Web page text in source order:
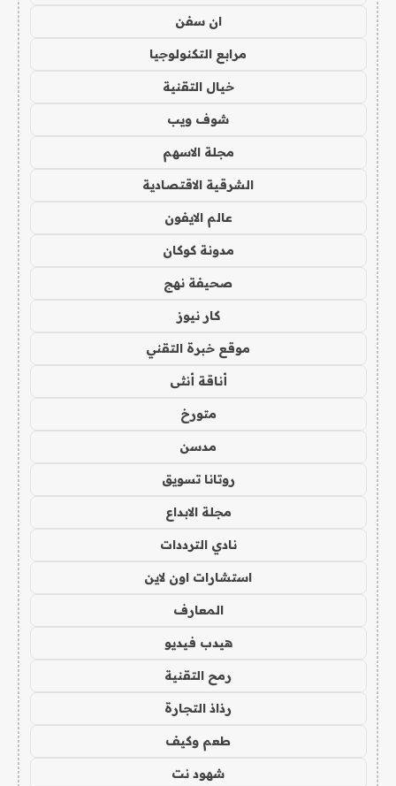
ان سفن
مرابع التكنولوجيا
خيال التقنية
شوف ويب
مجلة الاسهم
الشرقية الاقتصادية
عالم الايفون
مدونة كوكان
صحيفة نهج
كار نيوز
موقع خبرة التقني
أناقة أنثى
متورخ
مدسن
روتانا تسويق
مجلة الابداع
نادي الترددات
استشارات اون لاين
المعارف
هيدب فيديو
رمح التقنية
رذاذ التجارة
طعم وكيف
شهود نت